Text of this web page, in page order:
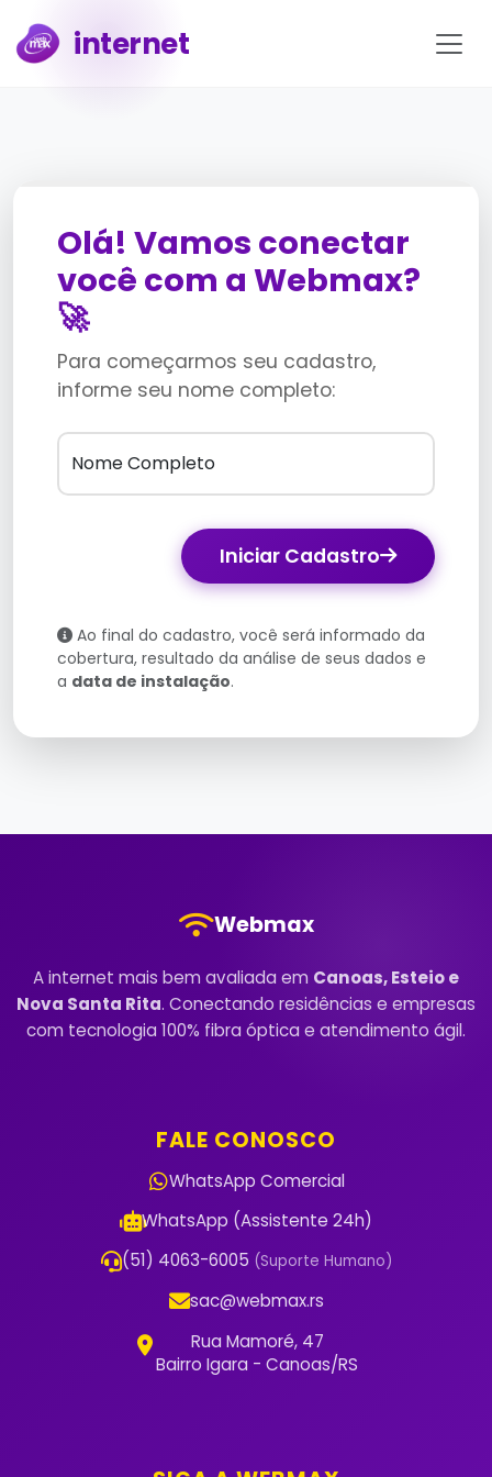
internet
Olá! Vamos conectar
você com a Webmax?
🚀
Para começarmos seu cadastro,
informe seu nome completo:
Nome Completo
Iniciar Cadastro
Ao final do cadastro, você será informado da
cobertura, resultado da análise de seus dados e
a data de instalação.
Webmax
A internet mais bem avaliada em Canoas, Esteio e
Nova Santa Rita. Conectando residências e empresas
com tecnologia 100% fibra óptica e atendimento ágil.
FALE CONOSCO
WhatsApp Comercial
WhatsApp (Assistente 24h)
(51) 4063-6005 (Suporte Humano)
sac@webmax.rs
Rua Mamoré, 47
Bairro Igara - Canoas/RS